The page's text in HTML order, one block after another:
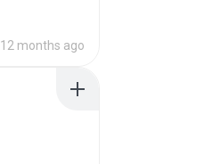
12 months ago